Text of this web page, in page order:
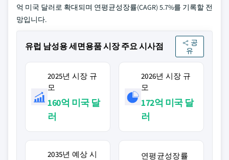
억 미국 달러로 확대되며 연평균성장률(CAGR) 5.7%를 기록할 전
망입니다.
유럽 남성용 세면용품 시장 주요 시사점
공
유
2025년 시장 규
모
160억 미국 달
러
2026년 시장 규
모
172억 미국 달
러
2035년 예상 시
연평균성장률